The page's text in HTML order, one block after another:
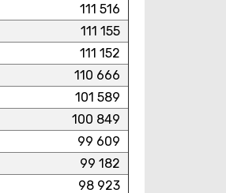
111 516
111 155
111 152
110 666
101 589
100 849
99 609
99 182
98 923